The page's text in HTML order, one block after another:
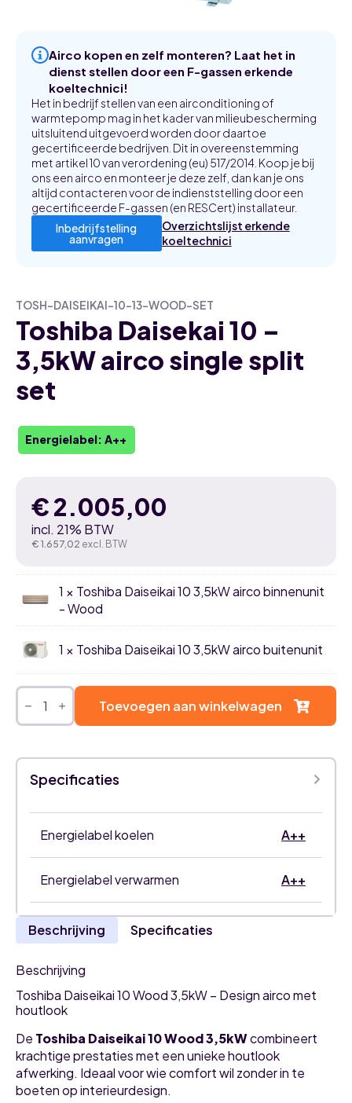
Airco kopen en zelf monteren? Laat het in
dienst stellen door een F-gassen erkende
koeltechnici!
Het in bedrijf stellen van een airconditioning of
warmtepomp mag in het kader van milieubescherming
uitsluitend uitgevoerd worden door daartoe
gecertificeerde bedrijven. Dit in overeenstemming
met artikel 10 van verordening (eu) 517/2014. Koop je bij
ons een airco en monteer je deze zelf, dan kan je ons
altijd contacteren voor de indienststelling door een
gecertificeerde F-gassen (en RESCert) installateur.
Inbedrijfstelling
aanvragen
Overzichtslijst erkende
koeltechnici
TOSH-DAISEIKAI-10-13-WOOD-SET
Toshiba Daisekai 10 –
3,5kW airco single split
set
Energielabel: A++
€2.005,00
incl. 21% BTW
€ 1.657,02 excl. BTW
1 × Toshiba Daiseikai 10 3,5kW airco binnenunit
- Wood
1 × Toshiba Daiseikai 10 3,5kW airco buitenunit
Toshiba
Daisekai
-
airco
single
split
Toevoegen aan winkelwagen
Specificaties
Energielabel koelen A++
Energielabel verwarmen A++
Beschrijving Specificaties
Beschrijving
Toshiba Daiseikai 10 Wood 3,5kW – Design airco met
houtlook
De Toshiba Daiseikai 10 Wood 3,5kWcombineert
krachtige prestaties met een unieke houtlook
afwerking. Ideaal voor wie comfort wil zonder in te
boeten op interieurdesign.